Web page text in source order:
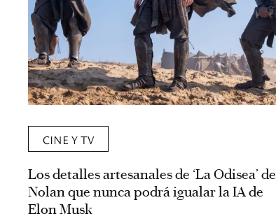
CINE Y TV
Los detalles artesanales de ‘La Odisea’ de
Nolan que nunca podrá igualar la IA de
Elon Musk